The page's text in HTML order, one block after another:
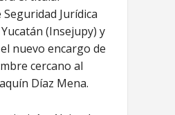
Jurídica
(Insejupy) y
nuevo encargo de
cercano al
Díaz Mena.